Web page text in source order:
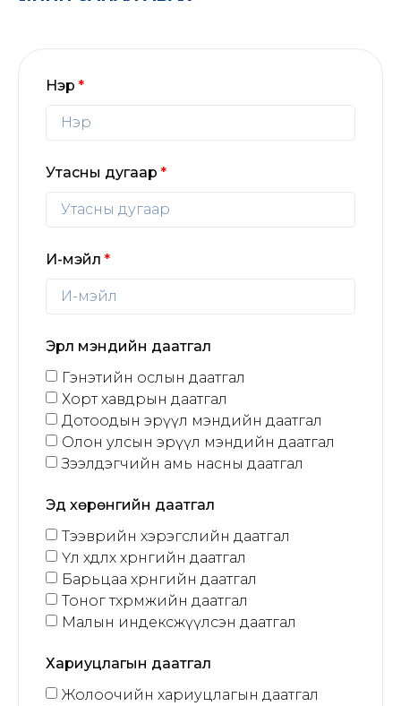
Нэр
Утасны дугаар
И-мэйл
Эрүүл мэндийн даатгал
Гэнэтийн ослын даатгал
Хорт хавдрын даатгал
Дотоодын эрүүл мэндийн даатгал
Олон улсын эрүүл мэндийн даатгал
Зээлдэгчийн амь насны даатгал
Эд хөрөнгийн даатгал
Тээврийн хэрэгслийн даатгал
Үл хөдлөх хөрөнгийн даатгал
Барьцаа хөрөнгийн даатгал
Тоног төхөөрөмжийн даатгал
Малын индексжүүлсэн даатгал
Хариуцлагын даатгал
Жолоочийн хариуцлагын даатгал